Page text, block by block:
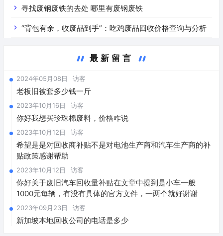
寻找废钢废铁的去处 哪里有废钢废铁
“背包有余，收废品到手”：吃鸡废品回收价格查询与分析
最新留言
2024年05月08日 访客
老板旧被套多少钱一斤
2023年10月16日 访客
你好我想买珍珠棉废料，价格咋说
2023年10月12日 访客
希望是是对回收商补贴不是对电池生产商和汽车生产商的补
贴政策感谢帮助
2023年10月12日 访客
你好关于废旧汽车回收量补贴在文章中提到是小车一般
1000元每辆，有没有具体的官方文件，一两个就好谢谢
2023年09月23日 访客
新加坡本地回收公司的电话是多少